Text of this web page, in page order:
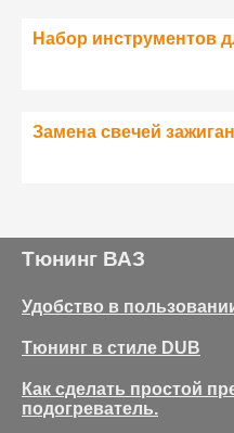
Набор инструментов
Замена свечей
Тюнинг ВАЗ
Удобство в
Тюнинг в стиле DUB
Как сделать простой
подогреватель.